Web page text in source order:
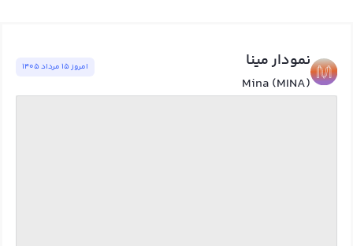
نمودار مینا
Mina (MINA)
امروز ١٥ مرداد ١٤٠٥